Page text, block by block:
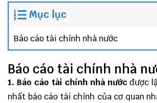
Mục lục
Báo cáo tài chính nhà nước
Báo cáo tài chính nhà
1. Báo cáo tài chính nhà nướcđược
nhất báo cáo tài chính của cơ quan